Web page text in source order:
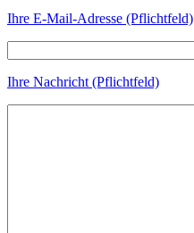
Ihre E-Mail-Adresse (Pflichtfeld)
Ihre Nachricht (Pflichtfeld)